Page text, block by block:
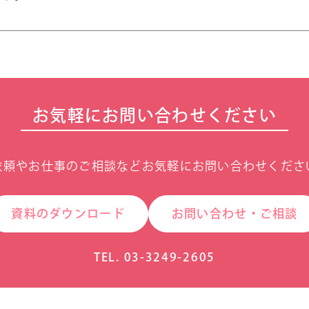
お気軽にお問い合わせください
頼やお仕事のご相談などお気軽にお問い合わせくださ
資料のダウンロード お問い合わせ・ご相談
TEL. 03-3249-2605